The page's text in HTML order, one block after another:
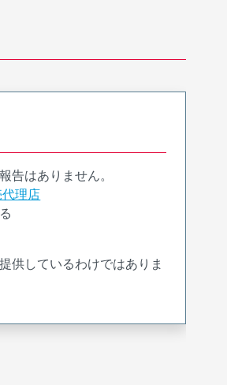
告はありません。
理店
供しているわけではありま